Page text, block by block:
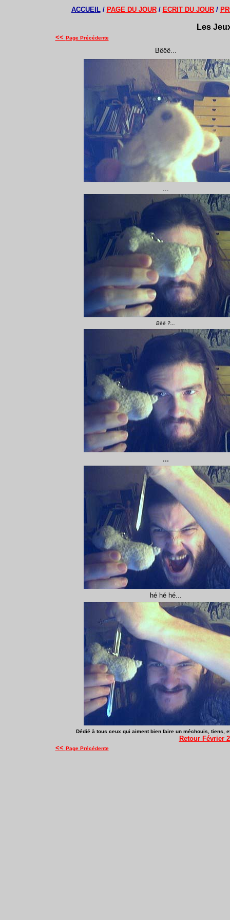
ACCUEIL/ PAGE DU JOUR/ ECRIT DU JOUR/
Les
<< Page Précédente
Bêêê...
...
Bêê ?...
...
hé hé hé...
Dédié à tous ceux qui aiment bien faire un méchouis,
Retour Février
<< Page Précédente